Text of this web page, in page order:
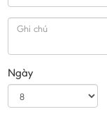
Ngày